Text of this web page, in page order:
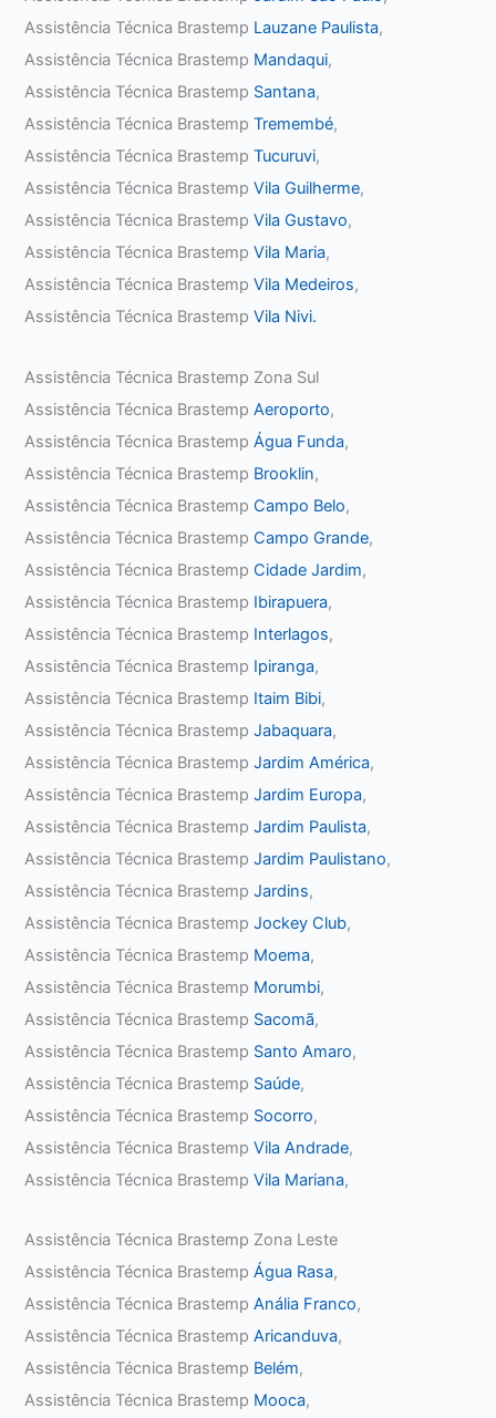
Assistência Técnica Brastemp Lauzane Paulista,
Assistência Técnica Brastemp Mandaqui,
Assistência Técnica Brastemp Santana,
Assistência Técnica BrastempTremembé,
Assistência Técnica BrastempTucuruvi,
Assistência Técnica BrastempVila Guilherme,
Assistência Técnica BrastempVila Gustavo,
Assistência Técnica BrastempVila Maria,
Assistência Técnica BrastempVila Medeiros,
Assistência Técnica BrastempVila Nivi.
Assistência Técnica Brastemp Zona Sul
Assistência Técnica BrastempAeroporto,
Assistência Técnica BrastempÁgua Funda,
Assistência Técnica Brastemp Brooklin,
Assistência Técnica BrastempCampo Belo,
Assistência Técnica BrastempCampo Grande,
Assistência Técnica BrastempCidade Jardim,
Assistência Técnica Brastemp Ibirapuera,
Assistência Técnica Brastemp Interlagos,
Assistência Técnica Brastemp Ipiranga,
Assistência Técnica Brastemp Itaim Bibi,
Assistência Técnica BrastempJabaquara,
Assistência Técnica BrastempJardim América,
Assistência Técnica BrastempJardim Europa,
Assistência Técnica BrastempJardim Paulista,
Assistência Técnica BrastempJardim Paulistano,
Assistência Técnica BrastempJardins,
Assistência Técnica BrastempJockey Club,
Assistência Técnica Brastemp Moema,
Assistência Técnica Brastemp Morumbi,
Assistência Técnica Brastemp Sacomã,
Assistência Técnica Brastemp Santo Amaro,
Assistência Técnica Brastemp Saúde,
Assistência Técnica Brastemp Socorro,
Assistência Técnica BrastempVila Andrade,
Assistência Técnica BrastempVila Mariana,
Assistência Técnica Brastemp Zona Leste
Assistência Técnica BrastempÁgua Rasa,
Assistência Técnica BrastempAnália Franco,
Assistência Técnica BrastempAricanduva,
Assistência Técnica Brastemp Belém,
Assistência Técnica Brastemp Mooca,